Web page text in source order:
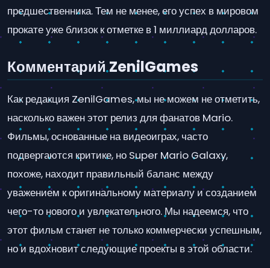
предшественника. Тем не менее, его успех в мировом
прокате уже близок к отметке в 1 миллиард долларов.
Комментарий ZenilGames
Как редакция ZenilGames, мы не можем не отметить,
насколько важен этот релиз для фанатов Mario.
Фильмы, основанные на видеоиграх, часто
подвергаются критике, но Super Mario Galaxy,
похоже, находит правильный баланс между
уважением к оригинальному материалу и созданием
чего-то нового и увлекательного. Мы надеемся, что
этот фильм станет не только коммерчески успешным,
но и вдохновит следующие проекты в этой области.